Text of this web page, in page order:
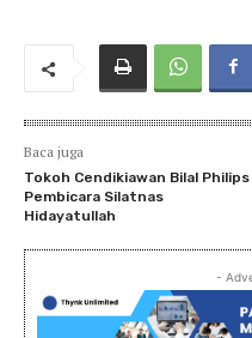
Baca juga
Tokoh Cendikiawan Bilal Philips
Pembicara Silatnas
Hidayatullah
-